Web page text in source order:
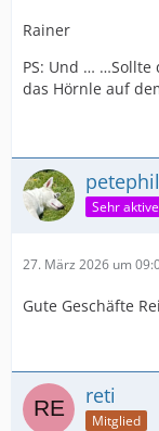
Rainer
PS: Und … …Sollte
das Hörnle auf
petephil
Sehr
27. März 2026 um
Gute Geschäfte
reti
Mitglied